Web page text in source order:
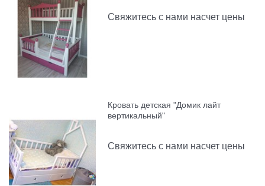
Свяжитесь с нами насчет цены
Кровать детская "Домик лайт
вертикальный"
Свяжитесь с нами насчет цены